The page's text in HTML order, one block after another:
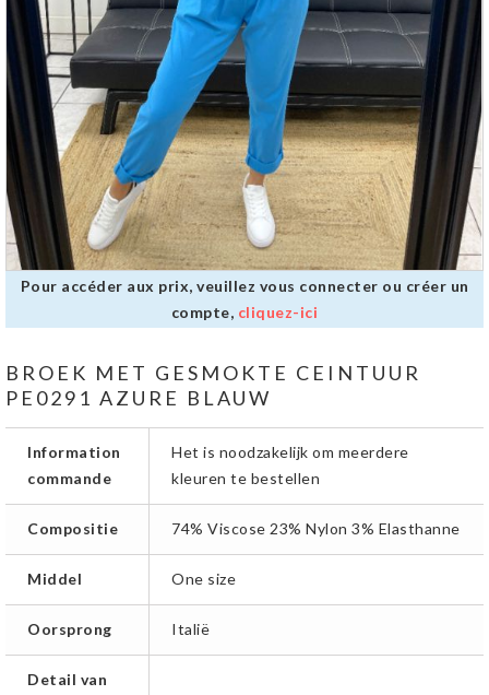
Pour accéder aux prix, veuillez vous connecter ou créer un
compte, cliquez-ici
BROEK MET GESMOKTE CEINTUUR
PE0291 AZURE BLAUW
Information
commande
Het is noodzakelijk om meerdere
kleuren te bestellen
Compositie 74% Viscose 23% Nylon 3% Elasthanne
Middel One size
Oorsprong Italië
Detail van